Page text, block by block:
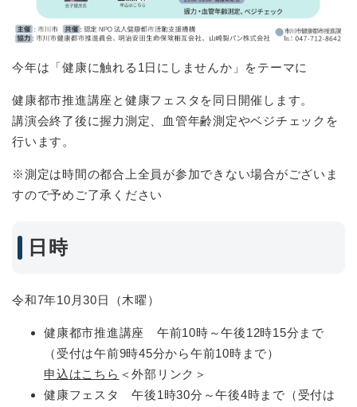
今年は「健康に触れる1日にしませんか」をテーマに
健康都市推進講座と健康フェスタを同日開催します。
講演会終了後に握力測定、血管年齢測定やベジチェックを
行います。
※測定は時間の都合上全員が参加できない場合がございま
すので予めご了承ください
日時
令和7年10月30日（木曜）
健康都市推進講座 午前10時～午後12時15分まで
（受付は午前9時45分から午前10時まで）
申込はこちら ＜外部リンク＞
健康フェスタ 午後1時30分～午後4時まで（受付は